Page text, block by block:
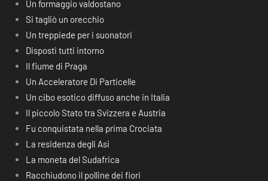
Un formaggio valdostano
Si tagliò un orecchio
Un treppiede per i suonatori
Disposti tutti intorno
Il fiume di Praga
Un Acceleratore Di Particelle
Un cibo esotico diffuso anche in Italia
Il piccolo Stato tra Svizzera e Austria
Fu conquistata nella prima Crociata
La residenza degli Asi
La moneta del Sudafrica
Racchiudono il polline dei fiori